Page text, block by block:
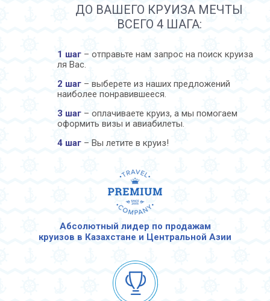
ДО ВАШЕГО КРУИЗА МЕЧТЫ
ВСЕГО 4 ШАГА:
1 шаг – отправьте нам запрос на поиск круиза
ля Вас.
2 шаг – выберете из наших предложений
наиболее понравившееся.
3 шаг – оплачиваете круиз, а мы помогаем
оформить визы и авиабилеты.
4 шаг – Вы летите в круиз!
Абсолютный лидер по продажам
круизов в Казахстане и Центральной Азии